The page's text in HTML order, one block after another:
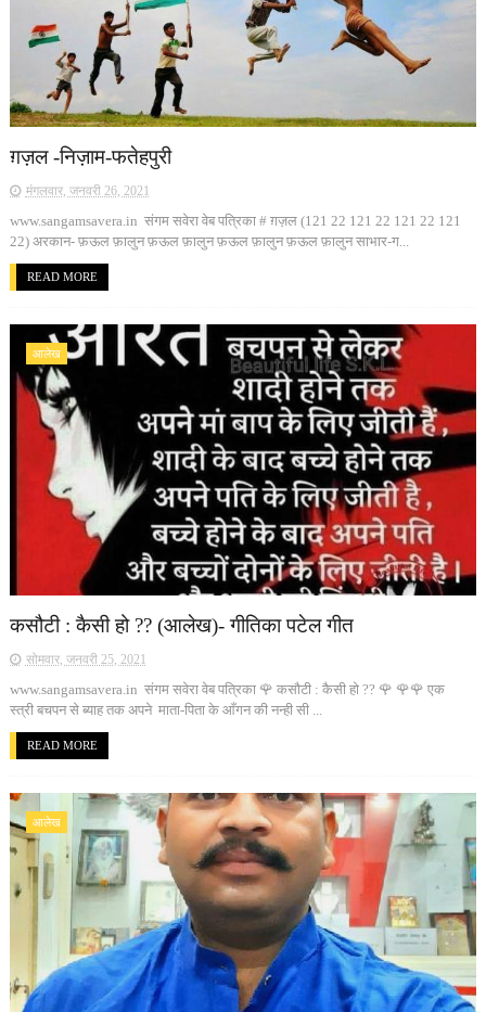
ग़ज़ल -निज़ाम-फतेहपुरी
मंगलवार, जनवरी 26, 2021
www.sangamsavera.in संगम सवेरा वेब पत्रिका # ग़ज़ल (121 22 121 22 121 22 121
22) अरकान- फ़ऊल फ़ालुन फ़ऊल फ़ालुन फ़ऊल फ़ालुन फ़ऊल फ़ालुन साभार-ग...
READ MORE
आलेख
कसौटी : कैसी हो ?? (आलेख)- गीतिका पटेल गीत
सोमवार, जनवरी 25, 2021
www.sangamsavera.in संगम सवेरा वेब पत्रिका 🌹 कसौटी : कैसी हो ?? 🌹 🌹🌹 एक
स्त्री बचपन से ब्याह तक अपने माता-पिता के आँगन की नन्ही सी ...
READ MORE
आलेख